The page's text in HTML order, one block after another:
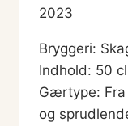
2023
Bryggeri:
Indhold: 50
Gærtype:
og